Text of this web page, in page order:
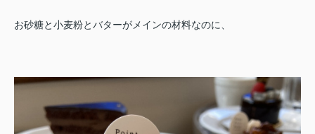
お砂糖と小麦粉とバターがメインの材料なのに、